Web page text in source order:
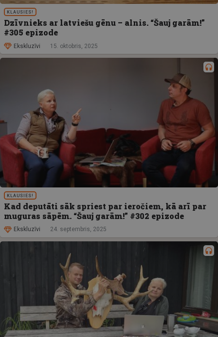
KLAUSIES!
Dzīvnieks ar latviešu gēnu – alnis. “Šauj garām!”
#305 epizode
Ekskluzīvi 15. oktobris, 2025
KLAUSIES!
Kad deputāti sāk spriest par ieročiem, kā arī par
muguras sāpēm. “Šauj garām!” #302 epizode
Ekskluzīvi 24. septembris, 2025